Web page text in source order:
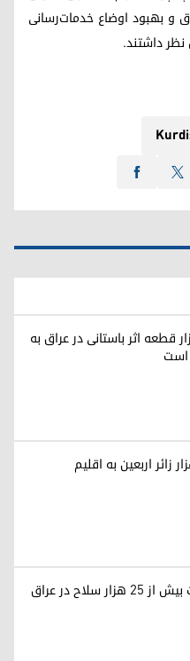
و بهبود اوضاع خدمات‌رسانی
داشتند.
از ۵ هزار قطعه اثر باستانی در عراق به
۱۰۰ هزار زائر اربعین به اقلیم
سلاح در عراق